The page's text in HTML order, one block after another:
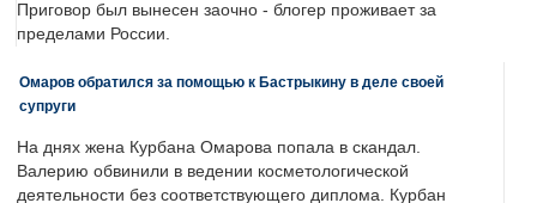
Приговор был вынесен заочно - блогер проживает за
пределами России.
Омаров обратился за помощью к Бастрыкину в деле своей
супруги
На днях жена Курбана Омарова попала в скандал.
Валерию обвинили в ведении косметологической
деятельности без соответствующего диплома. Курбан